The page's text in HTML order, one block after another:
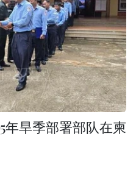
年旱季部署部队在柬